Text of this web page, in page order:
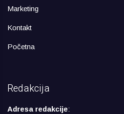
Marketing
Kontakt
Početna
Redakcija
Adresa redakcije: